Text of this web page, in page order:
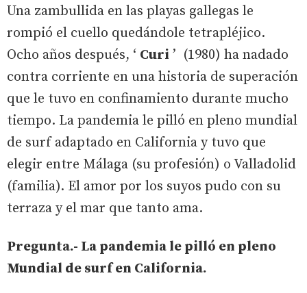
Una zambullida en las playas gallegas le
rompió el cuello quedándole tetrapléjico.
Ocho años después, ‘ Curi ’ (1980) ha nadado
contra corriente en una historia de superación
que le tuvo en confinamiento durante mucho
tiempo. La pandemia le pilló en pleno mundial
de surf adaptado en California y tuvo que
elegir entre Málaga (su profesión) o Valladolid
(familia). El amor por los suyos pudo con su
terraza y el mar que tanto ama.
Pregunta.- La pandemia le pilló en pleno
Mundial de surf en California.